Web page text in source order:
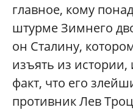
главное, кому
штурме Зимнего
он Сталину,
изъять из
факт, что его
противник Лев